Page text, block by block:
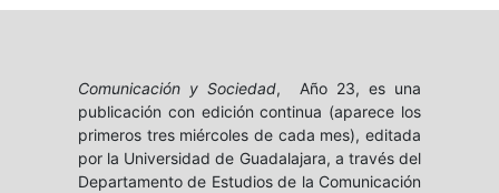
Comunicación y Sociedad, Año 23, es una
publicación con edición continua (aparece los
primeros tres miércoles de cada mes), editada
por la Universidad de Guadalajara, a través del
Departamento de Estudios de la Comunicación